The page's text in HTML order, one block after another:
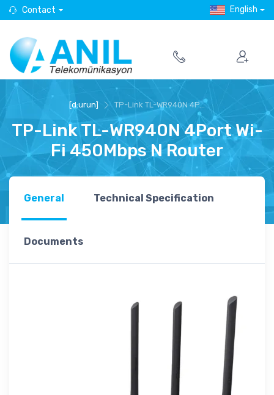
Contact English
[d:urun] TP-Link TL-WR940N 4P...
TP-Link TL-WR940N 4Port Wi-
Fi 450Mbps N Router
General Technical Specification
Documents